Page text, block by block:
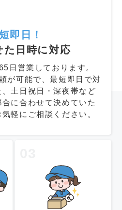
即日！
た日時に対応
日営業しております。
が可能で、最短即日で対
土日祝日・深夜帯など
に合わせて決めていた
軽にご相談ください。